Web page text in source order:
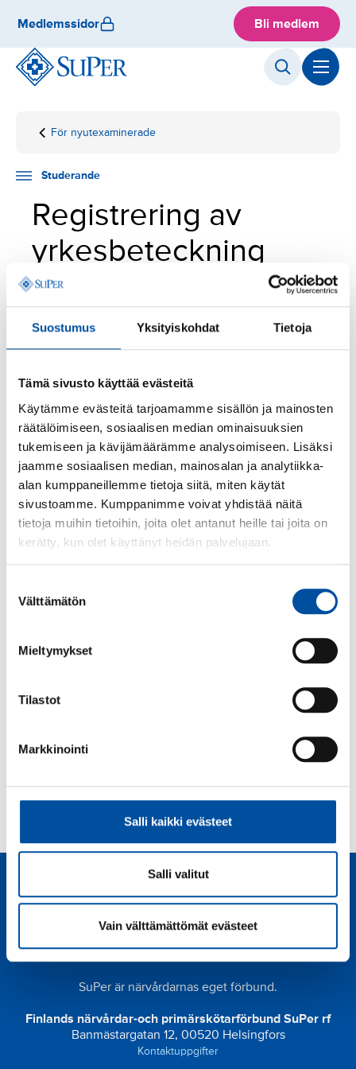
Suostumus Yksityiskohdat Tietoja
Tämä sivusto käyttää evästeitä
Käytämme evästeitä tarjoamamme sisällön ja mainosten
räätälöimiseen, sosiaalisen median ominaisuuksien
tukemiseen ja kävijämäärämme analysoimiseen. Lisäksi
jaamme sosiaalisen median, mainosalan ja analytiikka-
alan kumppaneillemme tietoja siitä, miten käytät
sivustoamme. Kumppanimme voivat yhdistää näitä
tietoja muihin tietoihin, joita olet antanut heille tai joita on
kerätty, kun olet käyttänyt heidän palvelujaan.
valinta
Välttämätön
Mieltymykset
Tilastot
Markkinointi
Salli kaikki evästeet
Salli valitut
Vain välttämättömät evästeet
content
Medlemssidor Bli medlem
Hemsida
Studerande
För nyutexaminerade
Registrering av
Studerande
Registrering av
yrkesbeteckning
Närvårdare: registrera dig både i Terhikki och
Suosikki.
yrkesbeteckning inom hälso- och socialvård.
Yrkesbeteckningen skyddas genom registrering hos
Tillstånds- och tillsynsverket i både hälso- och
sjukvårdsregistret Terhikki och socialvårdsregistret
Suosikki.
SuPer rekommenderar att nyutexaminerade
närvårdare registrerar sig omedelbart i båda
registren. Även närvårdare som arbetar inom
småbarnspedagogik bör registrera sig.
tillsynsverkets e-tjänst. Läs mer på finska:
sosiaali- ja terveysalan ammattioikeutta – Lupa- ja
yrkesbeteckning hanteras elektroniskt från början till
slut i tjänsten. Sökanden får en bekräftelse till sin e-
diarienummer och en länk för att följa
SuPer är närvårdarnas eget förbund.
Finlands närvårdar-och primärskötarförbund SuPer rf
Banmästargatan 12, 00520 Helsingfors
Kontaktuppgifter